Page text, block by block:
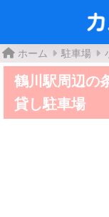
ホーム 駐車場
鶴川駅周辺の
貸し駐車場